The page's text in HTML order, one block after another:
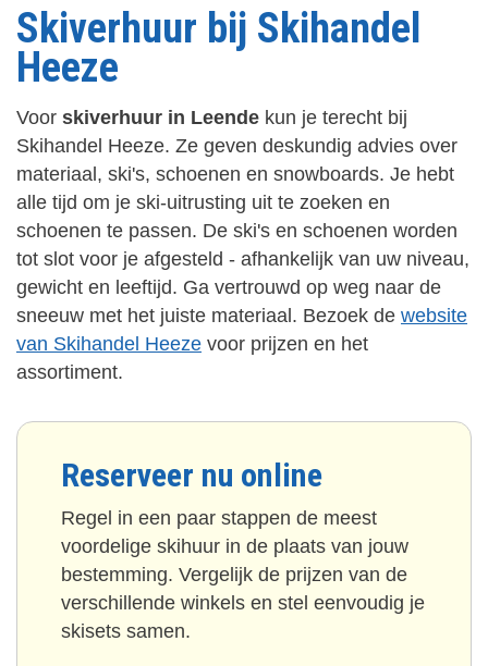
Skiverhuur bij Skihandel
Heeze
Voor skiverhuur in Leende kun je terecht bij
Skihandel Heeze. Ze geven deskundig advies over
materiaal, ski's, schoenen en snowboards. Je hebt
alle tijd om je ski-uitrusting uit te zoeken en
schoenen te passen. De ski's en schoenen worden
tot slot voor je afgesteld - afhankelijk van uw niveau,
gewicht en leeftijd. Ga vertrouwd op weg naar de
sneeuw met het juiste materiaal. Bezoek de website
van Skihandel Heeze voor prijzen en het
assortiment.
Reserveer nu online
Regel in een paar stappen de meest
voordelige skihuur in de plaats van jouw
bestemming. Vergelijk de prijzen van de
verschillende winkels en stel eenvoudig je
skisets samen.